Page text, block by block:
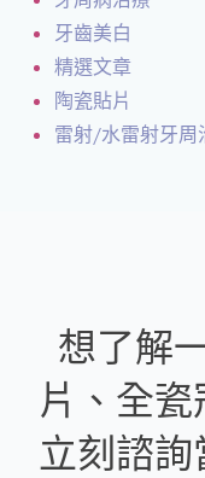
牙齒美白
精選文章
陶瓷貼片
雷射/水雷射牙周
想了解
片、全瓷
立刻諮詢